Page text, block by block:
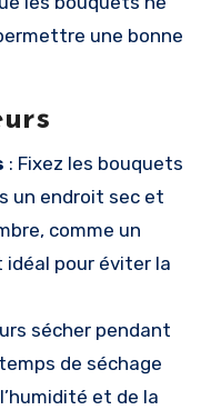
une bonne
: Fixez les bouquets
un endroit sec et
comme un
idéal pour éviter la
sécher pendant
de séchage
et de la